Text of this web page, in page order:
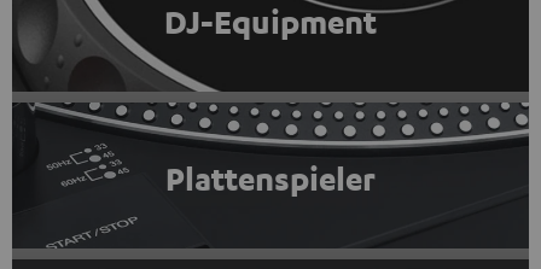
DJ-Equipment
Plattenspieler